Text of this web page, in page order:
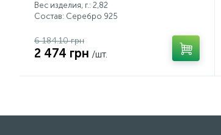
Вес изделия, г.: 2,82
Состав: Серебро 925
6 184.10 грн
2 474 грн /шт.